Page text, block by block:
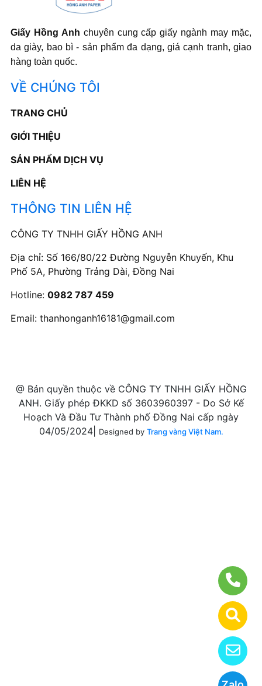
Giấy Hồng Anh chuyên cung cấp giấy ngành may mặc,
da giày, bao bì - sản phẩm đa dạng, giá cạnh tranh, giao
hàng toàn quốc.
VỀ CHÚNG TÔI
TRANG CHỦ
GIỚI THIỆU
SẢN PHẨM DỊCH VỤ
LIÊN HỆ
THÔNG TIN LIÊN HỆ
CÔNG TY TNHH GIẤY HỒNG ANH
Địa chỉ: Số 166/80/22 Đường Nguyễn Khuyến, Khu
Phố 5A, Phường Trảng Dài, Đồng Nai
Hotline: 0982 787 459
Email: thanhonganh16181@gmail.com
@ Bản quyền thuộc về CÔNG TY TNHH GIẤY HỒNG
ANH. Giấy phép ĐKKD số 3603960397 - Do Sở Kế
Hoạch Và Đầu Tư Thành phố Đồng Nai cấp ngày
04/05/2024|
Designed by Trang vàng Việt Nam.